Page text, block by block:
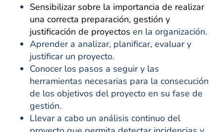
Sensibilizar sobre la importancia de realizar
una correcta preparación, gestión y
justificación de proyectos en la organización.
Aprender a analizar, planificar, evaluar y
justificar un proyecto.
Conocer los pasos a seguir y las
herramientas necesarias para la consecución
de los objetivos del proyecto en su fase de
gestión.
Llevar a cabo un análisis continuo del